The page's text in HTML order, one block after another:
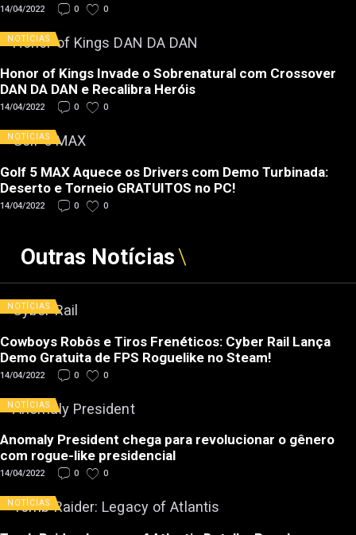
14/04/2022 0 0
NOTÍCIAS
Honor of Kings Invade o Sobrenatural com Crossover
DAN DA DAN e Recalibra Heróis
14/04/2022 0 0
NOTÍCIAS
Golf 5 MAX Aquece os Drivers com Demo Turbinada:
Deserto e Torneio GRATUITOS no PC!
14/04/2022 0 0
Outras Notícias
NOTÍCIAS
Cowboys Robôs e Tiros Frenéticos: Cyber Rail Lança
Demo Gratuita de FPS Roguelike no Steam!
14/04/2022 0 0
NOTÍCIAS
Anomaly President chega para revolucionar o gênero
com rogue-like presidencial
14/04/2022 0 0
NOTÍCIAS